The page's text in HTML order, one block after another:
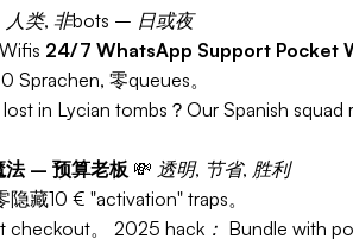
人类, 非bots – 日或夜
24/7 WhatsApp Support Pocket
Sprachen, 零queues。
lost in Lycian tombs？Our Spanish
法 – 预算老板 💸 透明, 节省, 胜利
藏10 € "activation" traps。
checkout。 2025 hack： Bundle with